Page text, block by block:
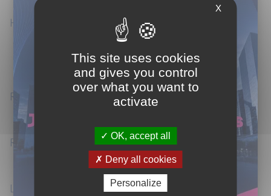
Hiérarchie de créancier de bail inRisque de crédit CRR3 :
L’approche standard.
L’approche IRB : le système de notation interne, les
facteurs de risque (PD, LGD, EAD, M).
Risque de marché :
CRR2 et CRR3 : vue d’ensemble du FRTB.
Risque opérationnel :
CRR3 : la nouvelle approche SMA.
Le ratio de levier.
X
This site uses cookies
and gives you control
over what you want to
activate
OK, accept all
Deny all cookies
Personalize